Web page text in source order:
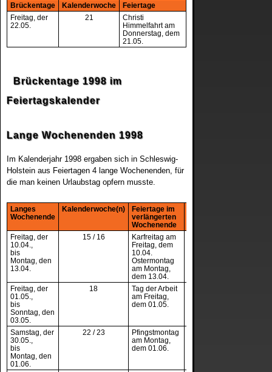
2002
Bremen
Mecklenburg-Vorpommern
Niedersachsen
Nordrhein-Westfalen
Rheinland-Pfalz
Brückentage Kalenderwoche
Feiertage
Freitag, der
22.05.
21
Christi
Himmelfahrt am
Donnerstag, dem
21.05.
Brückentage 1998 im
Feiertagskalender
Lange Wochenenden 1998
Im Kalenderjahr 1998 ergaben sich in Schleswig-
Holstein aus Feiertagen 4 lange Wochenenden, für
die man keinen Urlaubstag opfern musste.
Langes
Wochenende
Kalenderwoche(n)
Feiertage im
verlängerten
Wochenende
Freitag, der
10.04.
bis
Montag, den
13.04.
15 / 16
Karfreitag am
Freitag, dem
10.04.
Ostermontag
am Montag,
dem 13.04.
Freitag, der
01.05.
bis
Sonntag, den
03.05.
18
Tag der Arbeit
am Freitag,
dem 01.05.
Samstag, der
30.05.
bis
Montag, den
01.06.
22 / 23
Pfingstmontag
am Montag,
dem 01.06.